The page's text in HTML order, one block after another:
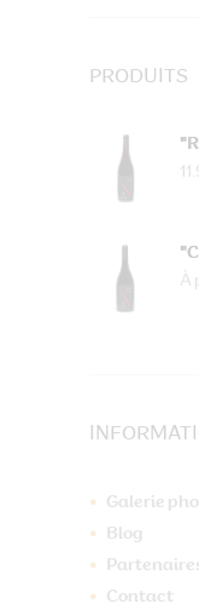
PRODUITS
À
Galerie
Blog
Contact